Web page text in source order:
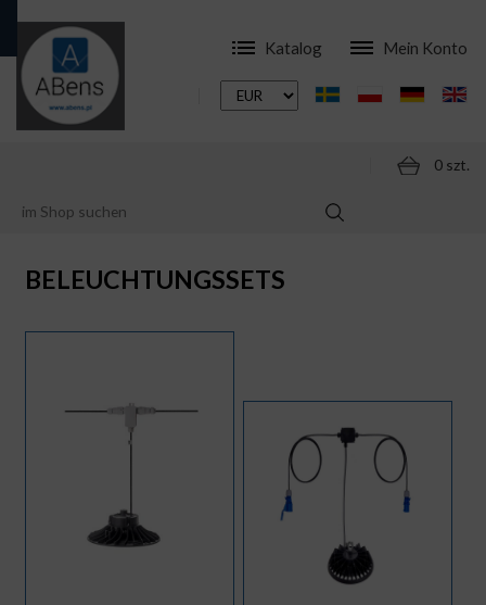
Katalog Mein Konto
0 szt.
ONLINESHOP BELEUCHTUNGSSETS
BELEUCHTUNGSSETS